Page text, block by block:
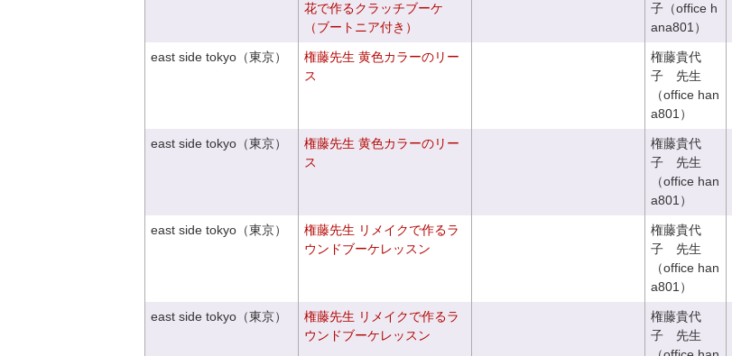
花で作るクラッチブーケ
（ブートニア付き）
子（office h
ana801）
east side tokyo（東京）
権藤先生 黄色カラーのリー
ス
権藤貴代
子 先生
（office han
a801）
east side tokyo（東京）
権藤先生 黄色カラーのリー
ス
権藤貴代
子 先生
（office han
a801）
east side tokyo（東京）
権藤先生 リメイクで作るラ
ウンドブーケレッスン
権藤貴代
子 先生
（office han
a801）
east side tokyo（東京）
権藤先生 リメイクで作るラ
ウンドブーケレッスン
権藤貴代
子 先生